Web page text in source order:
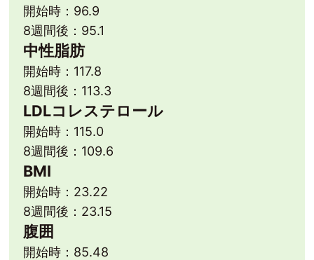
開始時：96.9
8週間後：95.1
中性脂肪
開始時：117.8
8週間後：113.3
LDLコレステロール
開始時：115.0
8週間後：109.6
BMI
開始時：23.22
8週間後：23.15
腹囲
開始時：85.48